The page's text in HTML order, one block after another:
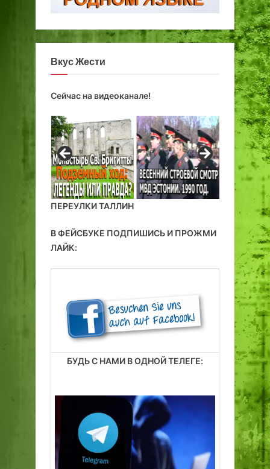
Вкус Жести
Сейчас на видеоканале!
ПЕРЕУЛКИ ТАЛЛИН
В ФЕЙСБУКЕ ПОДПИШИСЬ И ПРОЖМИ
ЛАЙК:
БУДЬ С НАМИ В ОДНОЙ ТЕЛЕГЕ: